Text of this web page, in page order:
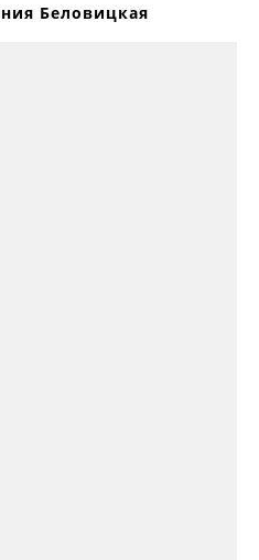
Беловицкая